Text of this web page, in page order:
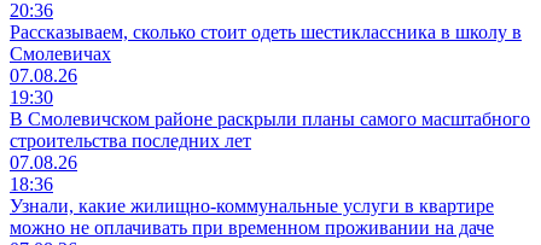
20:36
Рассказываем, сколько стоит одеть шестиклассника в школу в
Смолевичах
07.08.26
19:30
В Смолевичском районе раскрыли планы самого масштабного
строительства последних лет
07.08.26
18:36
Узнали, какие жилищно-коммунальные услуги в квартире
можно не оплачивать при временном проживании на даче